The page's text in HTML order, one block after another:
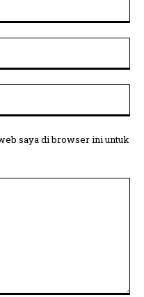
saya di browser ini untuk